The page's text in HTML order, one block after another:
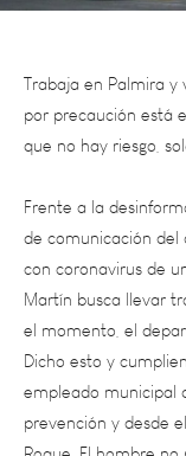
Trabaja en
por precaución
que no hay riesgo,
Frente a la
de comunicación
con coronavirus
Martín busca llevar
el momento, el
Dicho esto y
empleado
prevención y
Roque. El hombre